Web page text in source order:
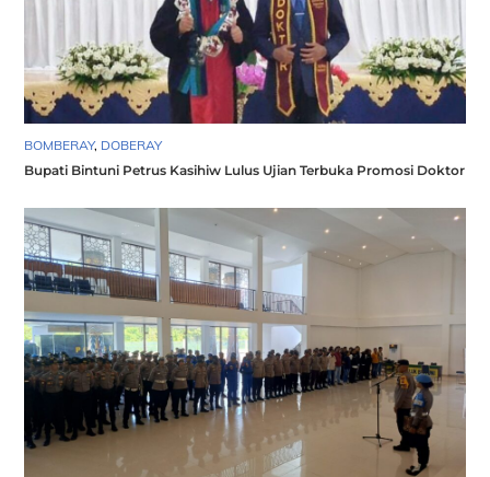
BOMBERAY, DOBERAY
Bupati Bintuni Petrus Kasihiw Lulus Ujian Terbuka Promosi Doktor